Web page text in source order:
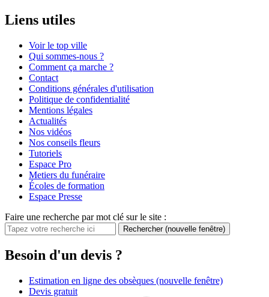
Liens utiles
Voir le top ville
Qui sommes-nous ?
Comment ça marche ?
Contact
Conditions générales d'utilisation
Politique de confidentialité
Mentions légales
Actualités
Nos vidéos
Nos conseils fleurs
Tutoriels
Espace Pro
Metiers du funéraire
Écoles de formation
Espace Presse
Faire une recherche par mot clé sur le site :
Rechercher (nouvelle fenêtre)
Besoin d'un devis ?
Estimation en ligne des obsèques (nouvelle fenêtre)
Devis gratuit